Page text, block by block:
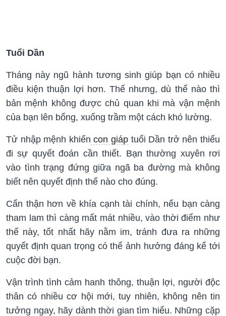
Tuổi Dần
Tháng này ngũ hành tương sinh giúp bạn có nhiều
điều kiện thuận lợi hơn. Thế nhưng, dù thế nào thì
bản mệnh không được chủ quan khi mà vận mệnh
của bạn lên bổng, xuống trầm một cách khó lường.
Tử nhập mệnh khiến con giáp tuổi Dần trở nên thiếu
đi sự quyết đoán cần thiết. Bạn thường xuyên rơi
vào tình trạng đứng giữa ngã ba đường mà không
biết nên quyết định thế nào cho đúng.
Cẩn thận hơn về khía cạnh tài chính, nếu bạn càng
tham lam thì càng mất mát nhiều, vào thời điểm như
thế này, tốt nhất hãy nằm im, tránh đưa ra những
quyết định quan trọng có thể ảnh hưởng đáng kể tới
cuộc đời bạn.
Vận trình tình cảm hanh thông, thuận lợi, người độc
thân có nhiều cơ hội mới, tuy nhiên, không nên tin
tưởng ngay, hãy dành thời gian tìm hiểu. Những cặp